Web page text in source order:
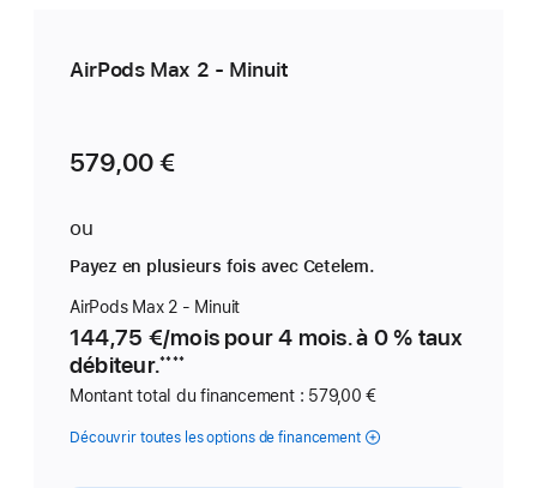
AirPods Max 2 - Minuit
579,00 €
ou
Payez en plusieurs fois avec Cetelem.
AirPods Max 2 - Minuit
144,75 €/par
mois pour 4 mois. à 0 % taux
débiteur.****
Montant total du financement : 579,00 €
Découvrir toutes les options de financement